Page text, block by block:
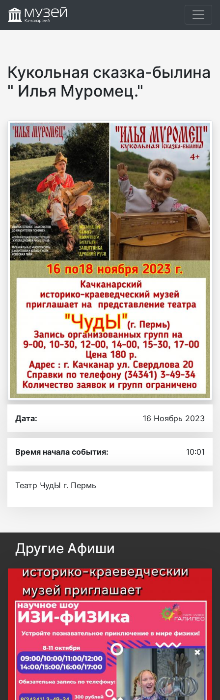
Кукольная сказка-былина
" Илья Муромец."
Дата: 16 Ноябрь 2023
Время начала события: 10:01
Театр ЧудЫ г. Пермь
Другие Афиши